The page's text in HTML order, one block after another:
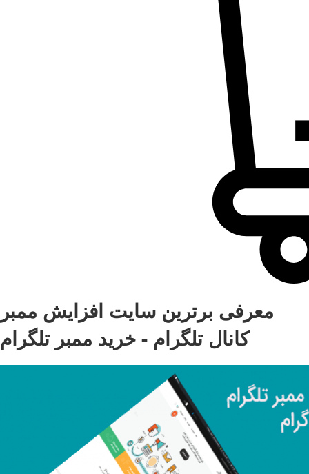
معرفی برترین سایت افزایش ممبر
کانال تلگرام - خرید ممبر تلگرام